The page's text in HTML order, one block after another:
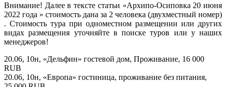
Внимание! Далее в тексте статьи «Архипо-Осиповка 20 июня
2022 года » стоимость дана за 2 человека (двухместный номер)
. Стоимость тура при одноместном размещении или других
видах размещения уточняйте в поиске туров или у наших
менеджеров!
20.06, 10н, «Дельфин» гостевой дом, Проживание, 16 000
RUB
20.06, 10н, «Европа» гостиница, проживание без питания,